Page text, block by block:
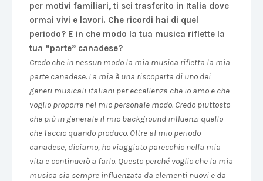
per motivi familiari, ti sei trasferito in Italia dove
ormai vivi e lavori. Che ricordi hai di quel
periodo? E in che modo la tua musica riflette la
tua “parte” canadese?
Credo che in nessun modo la mia musica rifletta la mia
parte canadese. La mia è una riscoperta di uno dei
generi musicali italiani per eccellenza che io amo e che
voglio proporre nel mio personale modo. Credo piuttosto
che più in generale il mio background influenzi quello
che faccio quando produco. Oltre al mio periodo
canadese, diciamo, ho viaggiato parecchio nella mia
vita e continuerò a farlo. Questo perché voglio che la mia
musica sia sempre influenzata da elementi nuovi e da